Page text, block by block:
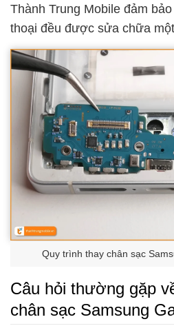
Thành Trung Mobile đảm
thoại đều được sửa chữa
Quy trình thay chân sạc
Câu hỏi thường gặp
chân sạc Samsung